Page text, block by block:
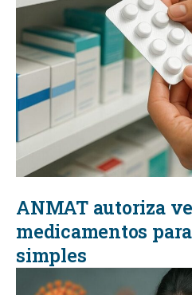
ANMAT autoriza
medicamentos
simples